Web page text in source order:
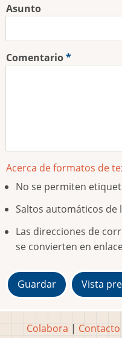
Asunto
Comentario
Acerca de formatos de
No se permiten
Saltos automáticos de
Las direcciones de
se convierten en
Colabora | Contacto